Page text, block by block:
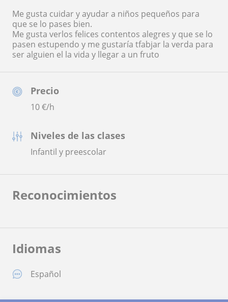
Precio
10€/h
Niveles de las clases
Infantil y preescolar
Me gusta cuidar y ayudar a niños pequeños para
que se lo pases bien.
Me gusta verlos felices contentos alegres y que se lo
pasen estupendo y me gustaría tfabjar la verda para
ser alguien el la vida y llegar a un fruto
Reconocimientos
Idiomas
Español